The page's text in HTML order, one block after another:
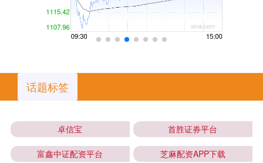
话题标签
卓信宝 首胜证券平台
富鑫中证配资平台 芝麻配资APP下载